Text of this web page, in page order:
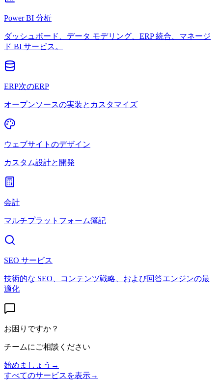
Power BI 分析
ダッシュボード、データ モデリング、ERP 統合、マネージ
ド BI サービス。
ERP次のERP
オープンソースの実装とカスタマイズ
ウェブサイトのデザイン
カスタム設計と開発
会計
マルチプラットフォーム簿記
SEO サービス
技術的な SEO、コンテンツ戦略、および回答エンジンの最
適化
お困りですか？
チームにご相談ください
始めましょう →
すべてのサービスを表示→